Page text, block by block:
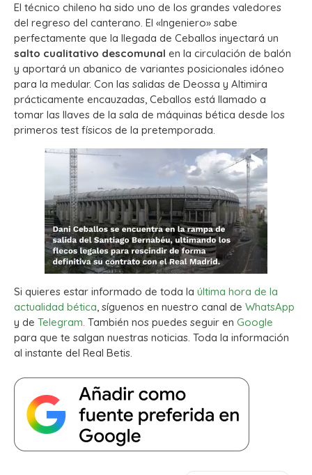
El técnico chileno ha sido uno de los grandes valedores
del regreso del canterano. El «Ingeniero» sabe
perfectamente que la llegada de Ceballos inyectará un
salto cualitativo descomunal en la circulación de balón
y aportará un abanico de variantes posicionales idóneo
para la medular. Con las salidas de Deossa y Altimira
prácticamente encauzadas, Ceballos está llamado a
tomar las llaves de la sala de máquinas bética desde los
primeros test físicos de la pretemporada.
Si quieres estar informado de toda la última hora de la
actualidad bética, síguenos en nuestro canal de WhatsApp
y de Telegram. También nos puedes seguir en Google
para que te salgan nuestras noticias. Toda la información
al instante del Real Betis.